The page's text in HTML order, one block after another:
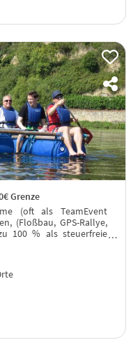
Grenze
(oft als TeamEvent
(Floßbau, GPS-Rallye,
100 % als steuerfreie